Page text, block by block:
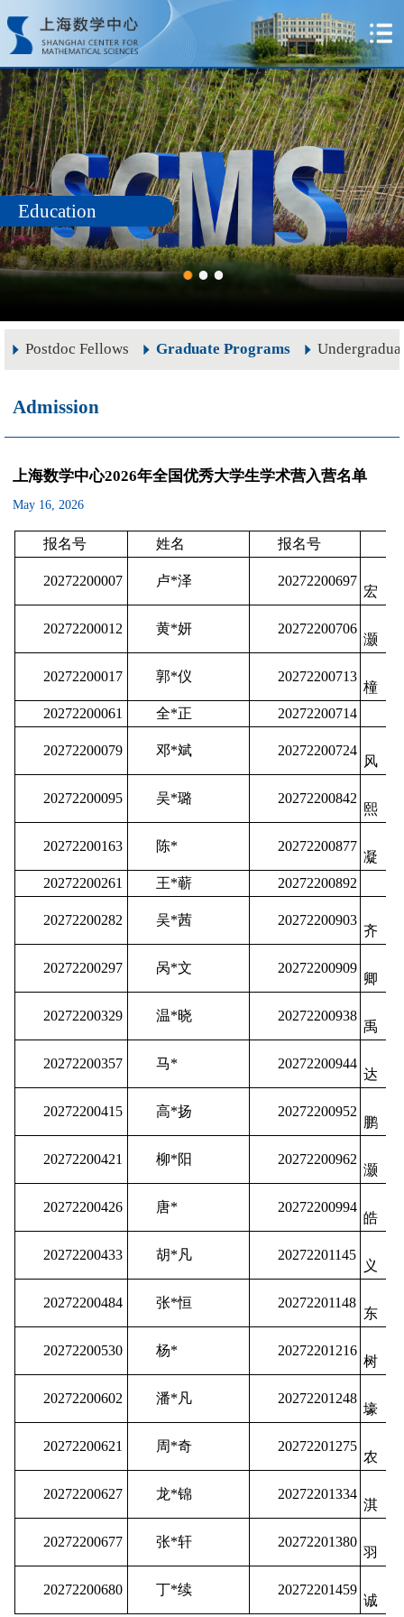
Education
Postdoc Fellows Graduate Programs
Admission
上海数学中心2026年全国优秀大学生学术营入营名单
May 16, 2026
报名号 姓名 报名号
20272200007 卢*泽 20272200697
宏
20272200012 黄*妍 20272200706
灏
20272200017 郭*仪 20272200713
橦
20272200061
全*正 20272200714
20272200079 邓*斌 20272200724
风
20272200095 吴*璐 20272200842
熙
20272200163 陈* 20272200877
凝
20272200261
王*蕲 20272200892
20272200282 吴*茜 20272200903
齐
20272200297 呙*文 20272200909
卿
20272200329 温*晓 20272200938
禹
20272200357 马* 20272200944
达
20272200415 高*扬 20272200952
鹏
20272200421 柳*阳 20272200962
灏
20272200426 唐* 20272200994
皓
20272200433 胡*凡 20272201145
义
20272200484 张*恒 20272201148
东
20272200530 杨* 20272201216
树
20272200602 潘*凡 20272201248
壕
20272200621 周*奇 20272201275
农
20272200627 龙*锦 20272201334
淇
20272200677 张*轩 20272201380
羽
20272200680 丁*续 20272201459
诚